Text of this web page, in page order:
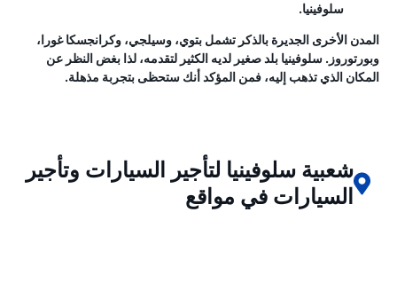
سلوفينيا.
المدن الأخرى الجديرة بالذكر تشمل بتوي، وسيلجي، وكرانجسكا غورا،
وبورتوروز. سلوفينيا بلد صغير لديه الكثير لتقدمه، لذا بغض النظر عن
المكان الذي تذهب إليه، فمن المؤكد أنك ستحظى بتجربة مذهلة.
شعبية سلوفينيا لتأجير السيارات وتأجير
السيارات في مواقع